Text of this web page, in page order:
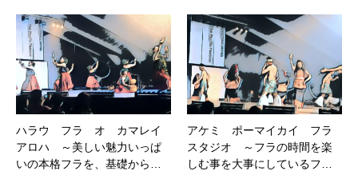
ハラウ フラ オ カマレイ
アロハ ～美しい魅力いっぱ
いの本格フラを、基礎から…
アケミ ポーマイカイ フラ
スタジオ ～フラの時間を楽
しむ事を大事にしているフ…